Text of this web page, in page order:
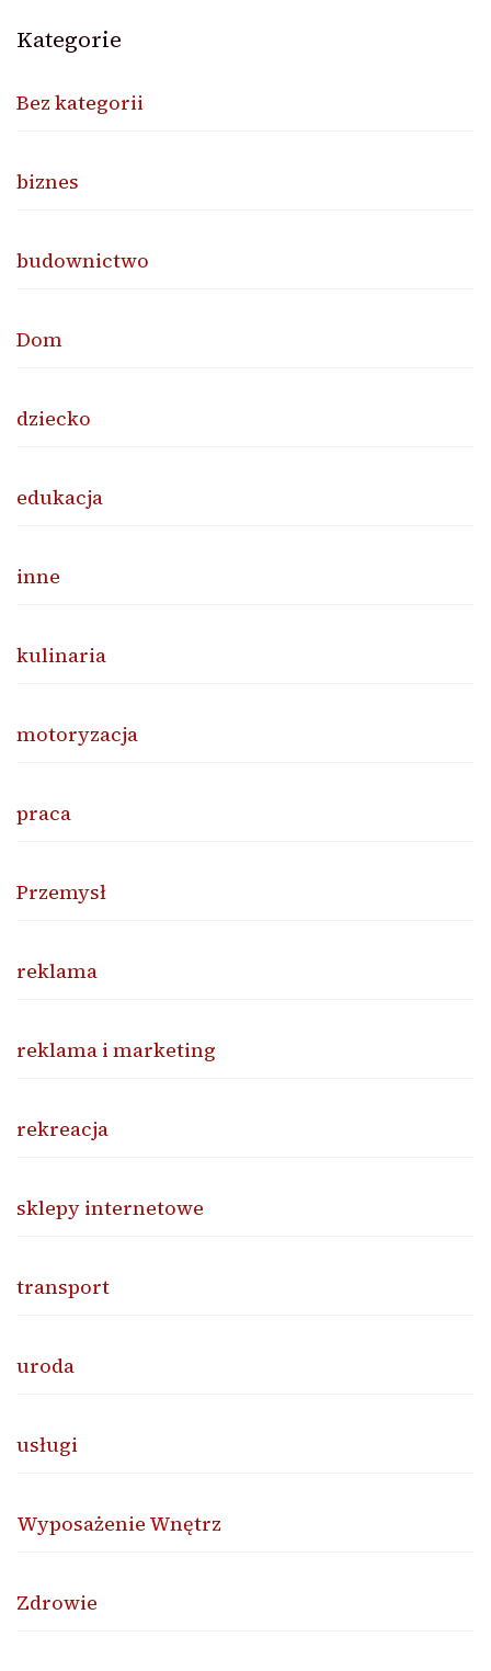
Kategorie
Bez kategorii
biznes
budownictwo
Dom
dziecko
edukacja
inne
kulinaria
motoryzacja
praca
Przemysł
reklama
reklama i marketing
rekreacja
sklepy internetowe
transport
uroda
usługi
Wyposażenie Wnętrz
Zdrowie